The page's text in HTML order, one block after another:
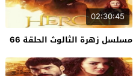
02:30:45
مسلسل زهرة الثالوث الحلقة 66